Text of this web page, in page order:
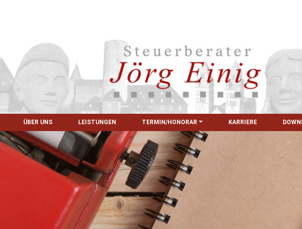
ÜBER UNS LEISTUNGEN TERMIN/HONORAR KARRIERE